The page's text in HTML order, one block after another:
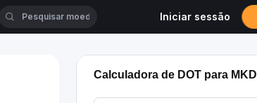
Iniciar sessão
Calculadora de DOT para MKD